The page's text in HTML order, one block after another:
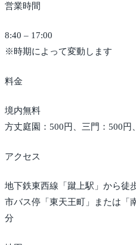
営業時間
8:40 – 17:00
※時期によって変動します
料金
境内無料
方丈庭園：500円、三門：500円
アクセス
地下鉄東西線「蹴上駅」から徒
市バス停「東天王町」または「
分